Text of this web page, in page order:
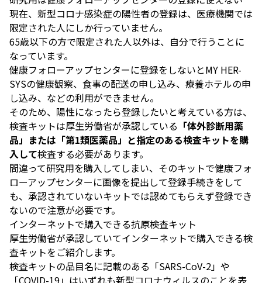
現在、新型コロナ感染症の陽性者の登録は、医療機関では
限定された人にしか行っていません。
65歳以下の方で限定された人以外は、自分で行うことに
なっています。
健康フォローアップセンターに登録をしないとMY HER-
SYSの健康観察、食事の配送の申し込み、療養ホテルの申
し込み、などの利用ができません。
そのため、陽性になったら登録したいと考えている方は、
検査キットは厚生労働省が承認している 「体外診断用薬
品」または「第1類医薬品」と指定のある検査キットを購
入して検査する必要があります。
間違って研究用を購入してしまい、そのキットで健康フォ
ローアップセンターに画像を提出して登録手続きをして
も、承認されていないキットでは認めてもらえず登録でき
ないので注意が必要です。
インターネットで購入できる抗原検査キット
厚生労働省が承認していてインターネットで購入できる検
査キットをご紹介します。
検査キットの品目名に記載のある「SARS-CoV-2」や
「COVID-19」はいずれも新型コロナウィルスのことを表